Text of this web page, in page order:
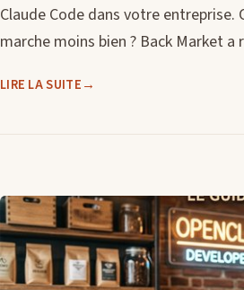
Claude Code dans votre entreprise.
marche moins bien ? Back Market a
LIRE LA SUITE